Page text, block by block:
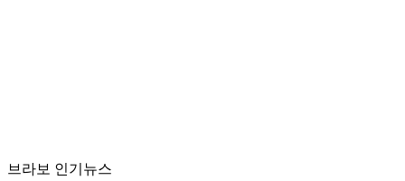
브라보 인기뉴스